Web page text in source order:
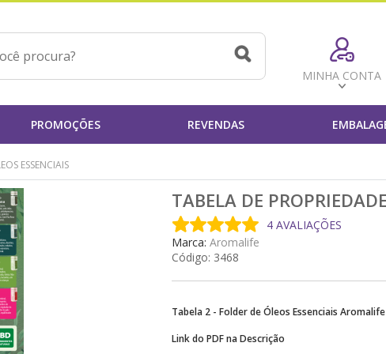
MINHA CONTA
PROMOÇÕES REVENDAS
ESSENCIAIS
TABELA DE
4 AVALIAÇÕES
Marca:Aromalife
Código: 3468
Tabela 2 - Folder de Óleos Essenciais Aromalife
Link do PDF na Descrição